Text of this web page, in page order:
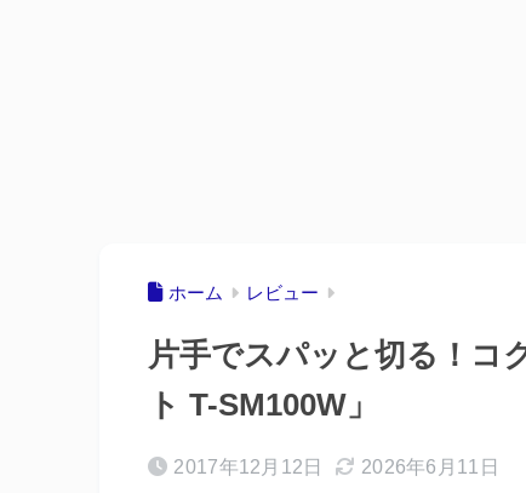
ホーム レビュー
片手でスパッと切る！コ
ト T-SM100W」
2017年12月12日 2026年6月11日